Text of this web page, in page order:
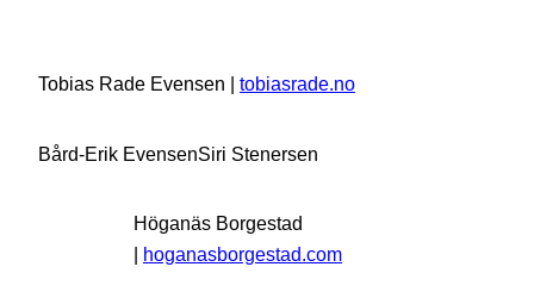
Tobias Rade Evensen | tobiasrade.no
Bård-Erik EvensenSiri Stenersen
Höganäs Borgestad
| hoganasborgestad.com